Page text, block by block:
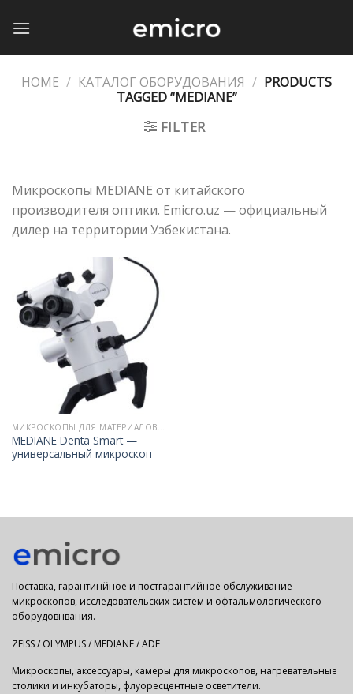
HOME / КАТАЛОГ ОБОРУДОВАНИЯ / PRODUCTS
TAGGED “MEDIANE”
FILTER
Микроскопы MEDIANE от китайского
производителя оптики. Emicro.uz — официальный
дилер на территории Узбекистана.
MEDIANE Denta Smart —
универсальный микроскоп
Поставка, гарантинйное и постгарантийное обслуживание
микроскопов, исследовательских систем и офтальмологического
оборудовнвания.
ZEISS / OLYMPUS / MEDIANE / ADF
Микроскопы, аксессуары, камеры для микроскопов, нагревательные
столики и инкубаторы, флуоресцентные осветители.